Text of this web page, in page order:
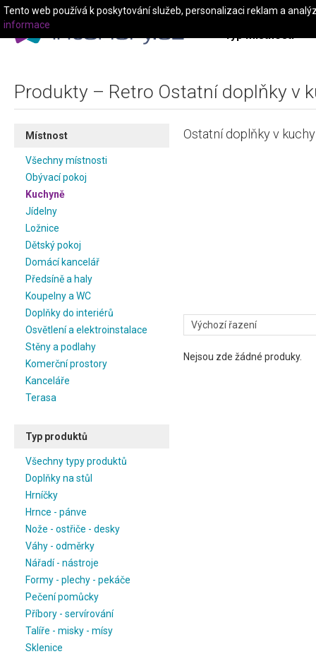
Typ místnosti
Produkty – Retro Ostatní doplňky v
Místnost
Všechny místnosti
Obývací pokoj
Kuchyně
Jídelny
Ložnice
Dětský pokoj
Domácí kancelář
Předsíně a haly
Koupelny a WC
Doplňky do interiérů
Osvětlení a elektroinstalace
Stěny a podlahy
Komerční prostory
Kanceláře
Terasa
Typ produktů
Všechny typy produktů
Doplňky na stůl
Hrníčky
Hrnce - pánve
Nože - ostřiče - desky
Váhy - odměrky
Nářadí - nástroje
Formy - plechy - pekáče
Pečení pomůcky
Příbory - servírování
Talíře - misky - mísy
Sklenice
Ostatní doplňky v
Nejsou zde žádné produky.
Tento web používá k poskytování služeb, personalizaci reklam a
informace